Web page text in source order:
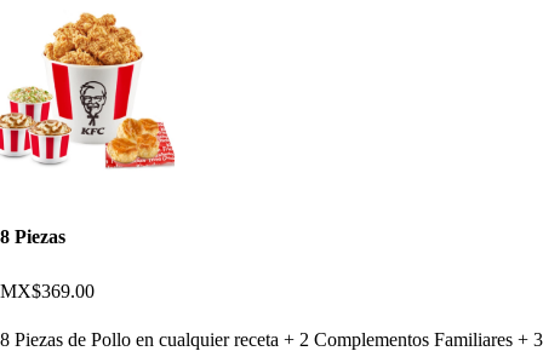
8 Piezas
MX$369.00
8 Piezas de Pollo en cualquier receta + 2 Complementos Familiares + 3